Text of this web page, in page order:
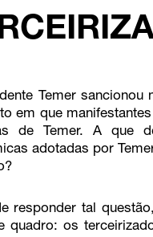
Temer sancionou
em que
de Temer. A que
adotadas por
responder tal
quadro: os